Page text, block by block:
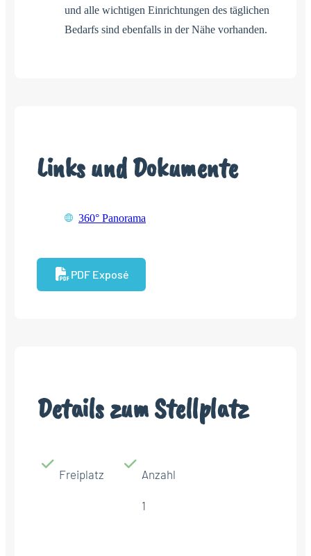
und alle wichtigen Einrichtungen des täglichen
Bedarfs sind ebenfalls in der Nähe vorhanden.
Links und Dokumente
360° Panorama
PDF Exposé
Details zum Stellplatz
Freiplatz Anzahl
1